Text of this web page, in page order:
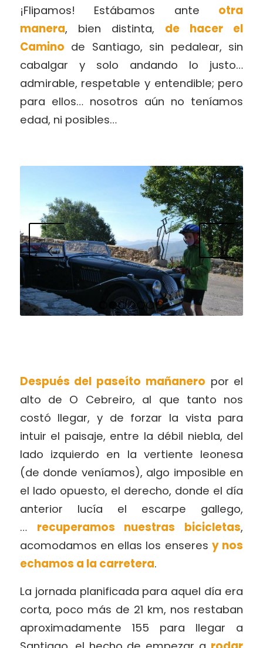
¡Flipamos! Estábamos ante otra
manera, bien distinta, de hacer el
Camino de Santiago, sin pedalear, sin
cabalgar y solo andando lo justo…
admirable, respetable y entendible; pero
para ellos… nosotros aún no teníamos
edad, ni posibles…
Posterior
1 2 3 456 7
Después del paseíto mañanero por el
alto de O Cebreiro, al que tanto nos
costó llegar, y de forzar la vista para
intuir el paisaje, entre la débil niebla, del
lado izquierdo en la vertiente leonesa
(de donde veníamos), algo imposible en
el lado opuesto, el derecho, donde el día
anterior lucía el escarpe gallego,
… recuperamos nuestras bicicletas,
acomodamos en ellas los enseresy nos
echamos a la carretera.
La jornada planificada para aquel día era
corta, poco más de 21 km, nos restaban
aproximadamente 155 para llegar a